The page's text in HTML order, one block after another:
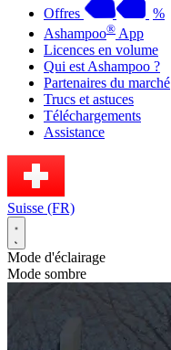
Offres
%
Ashampoo® App
Licences en volume
Qui est Ashampoo ?
Partenaires du marché
Trucs et astuces
Téléchargements
Assistance
Suisse (FR)
Mode d'éclairage
Mode sombre